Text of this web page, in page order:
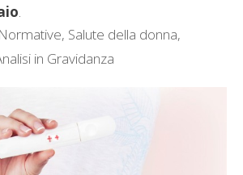
.
, Salute della donna,
in Gravidanza